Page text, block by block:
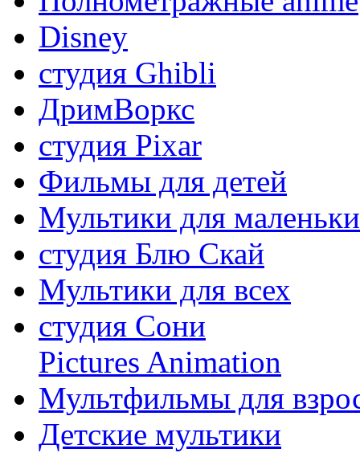
Disney
студия Ghibli
ДримВоркс
студия Pixar
Фильмы для детей
Мультики для
студия Блю Скай
Мультики для всех
студия Сони
Pictures Animation
Мультфильмы для
Детские мультики